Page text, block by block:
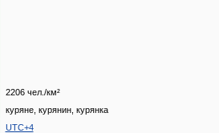
2206 чел./км²
куряне, курянин, курянка
UTC+4